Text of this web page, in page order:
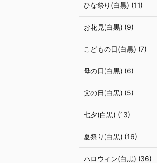
ひな祭り(白黒) (11)
お花見(白黒) (9)
こどもの日(白黒) (7)
母の日(白黒) (6)
父の日(白黒) (5)
七夕(白黒) (13)
夏祭り(白黒) (16)
ハロウィン(白黒) (36)